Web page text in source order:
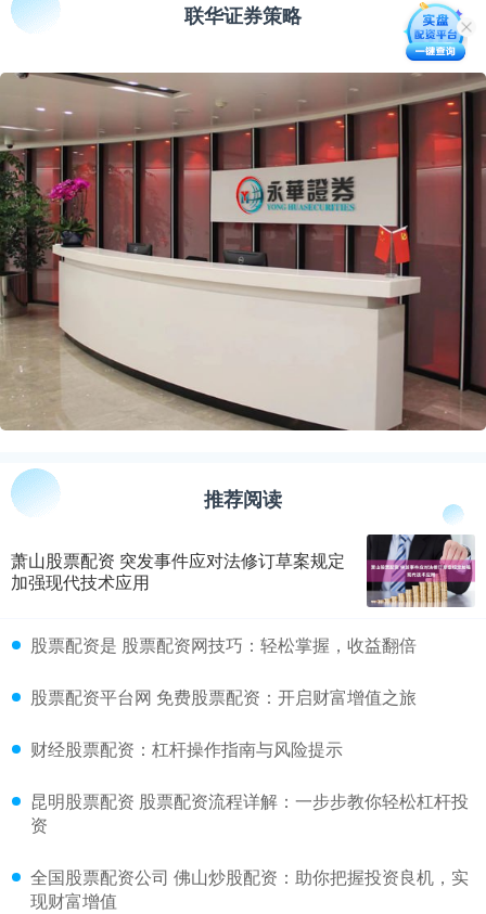
联华证券策略
推荐阅读
萧山股票配资 突发事件应对法修订草案规定
加强现代技术应用
​股票配资是 股票配资网技巧：轻松掌握，收益翻倍
​股票配资平台网 免费股票配资：开启财富增值之旅
​财经股票配资：杠杆操作指南与风险提示
​昆明股票配资 股票配资流程详解：一步步教你轻松杠杆投
资
​全国股票配资公司 佛山炒股配资：助你把握投资良机，实
现财富增值